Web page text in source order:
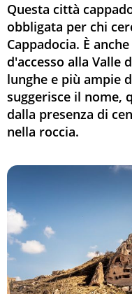
Questa città
obbligata per chi
Cappadocia. È
d'accesso alla Valle
lunghe e più ampie
suggerisce il nome,
dalla presenza di
nella roccia.